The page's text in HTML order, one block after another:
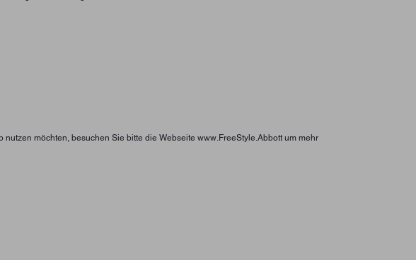
möchten, besuchen Sie bitte die Webseite www.FreeStyle.Abbott um mehr